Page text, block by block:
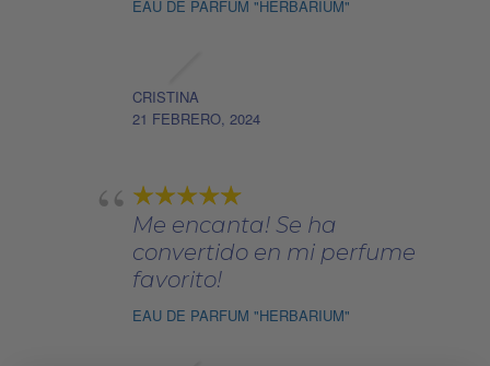
EAU DE PARFUM "HERBARIUM"
CRISTINA
21 FEBRERO, 2024
Me encanta! Se ha
convertido en mi perfume
favorito!
EAU DE PARFUM "HERBARIUM"